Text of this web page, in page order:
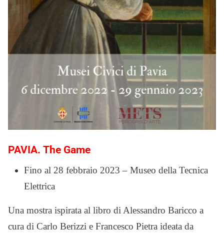
PAVIA. The Game
Fino al 28 febbraio 2023 – Museo della Tecnica
Elettrica
Una mostra ispirata al libro di Alessandro Baricco a
cura di Carlo Berizzi e Francesco Pietra ideata da